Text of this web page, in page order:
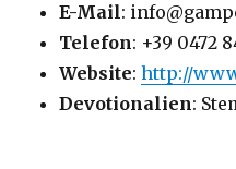
E-Mail:
Telefon: +39 0472
Website:http://
Devotionalien: